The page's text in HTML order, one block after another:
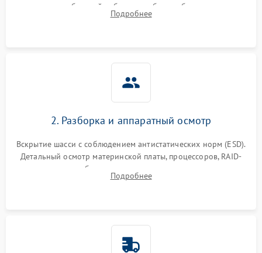
питания и базовой работоспособности без вскрытия
корпуса для быстрой локализации сбоя.
Подробнее
2. Разборка и аппаратный осмотр
Вскрытие шасси с соблюдением антистатических норм (ESD).
Детальный осмотр материнской платы, процессоров, RAID-
контроллеров и блоков питания на наличие термических
повреждений, прогаров или окислений.
Подробнее